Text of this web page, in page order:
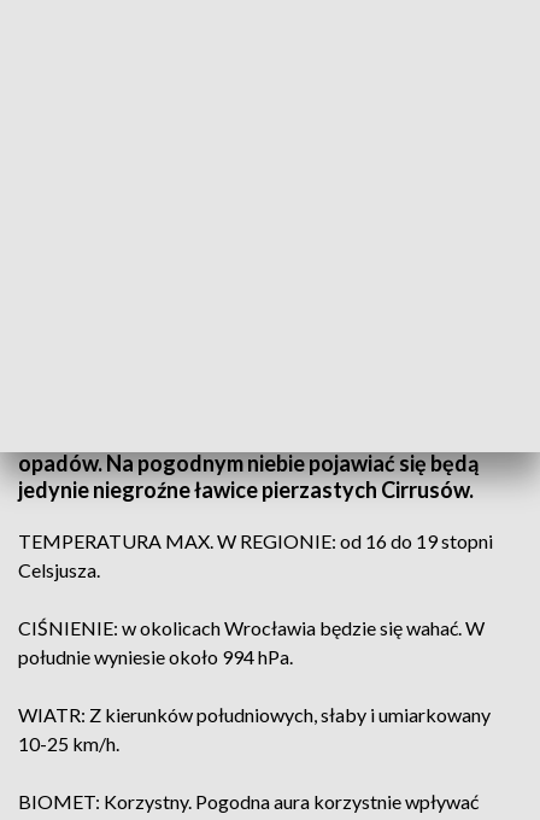
opadów. Na pogodnym niebie pojawiać się będą
jedynie niegroźne ławice pierzastych Cirrusów.
TEMPERATURA MAX. W REGIONIE: od 16 do 19 stopni
Celsjusza.
CIŚNIENIE: w okolicach Wrocławia będzie się wahać. W
południe wyniesie około 994 hPa.
WIATR: Z kierunków południowych, słaby i umiarkowany
10-25 km/h.
BIOMET: Korzystny. Pogodna aura korzystnie wpływać